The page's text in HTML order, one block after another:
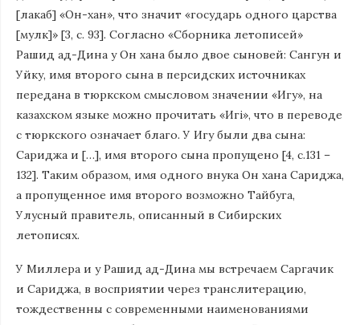
[лакаб] «Он-хан», что значит «государь одного царства
[мулк]» [3, с. 93]. Согласно «Сборника летописей»
Рашид ад-Дина у Он хана было двое сыновей: Сангун и
Уйку, имя второго сына в персидских источниках
передана в тюркском смысловом значении «Игу», на
казахском языке можно прочитать «Игі», что в переводе
с тюркского означает благо. У Игу были два сына:
Сариджа и […], имя второго сына пропущено [4, с.131 –
132]. Таким образом, имя одного внука Он хана Сариджа,
а пропущенное имя второго возможно Тайбуга,
Улусный правитель, описанный в Сибирских
летописях.
У Миллера и у Рашид ад-Дина мы встречаем Саргачик
и Сариджа, в восприятии через транслитерацию,
тождественны с современными наименованиями